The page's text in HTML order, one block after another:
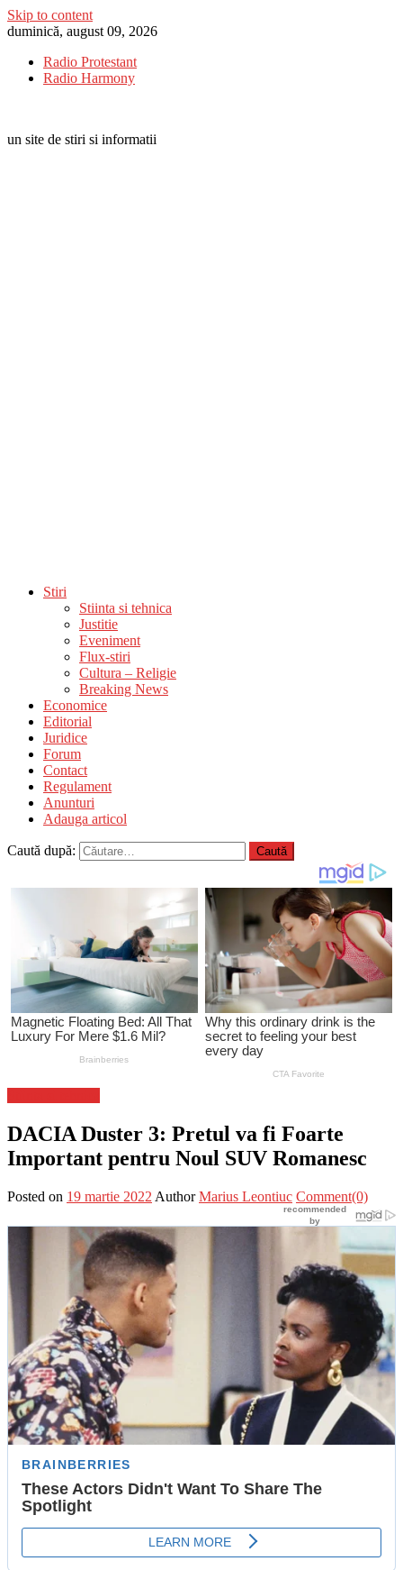
Skip to content
duminică, august 09, 2026
Radio Protestant
Radio Harmony
un site de stiri si informatii
Stiri
Stiinta si tehnica
Justitie
Eveniment
Flux-stiri
Cultura – Religie
Breaking News
Economice
Editorial
Juridice
Forum
Contact
Regulament
Anunturi
Adauga articol
Caută după:
DACIA Duster 3: Pretul va fi Foarte
Important pentru Noul SUV Romanesc
Posted on 19 martie 2022 Author Marius Leontiuc Comment(0)